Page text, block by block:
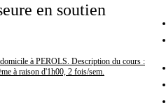
en soutien
à PEROLS. Description du cours :
à raison d'1h00, 2 fois/sem.